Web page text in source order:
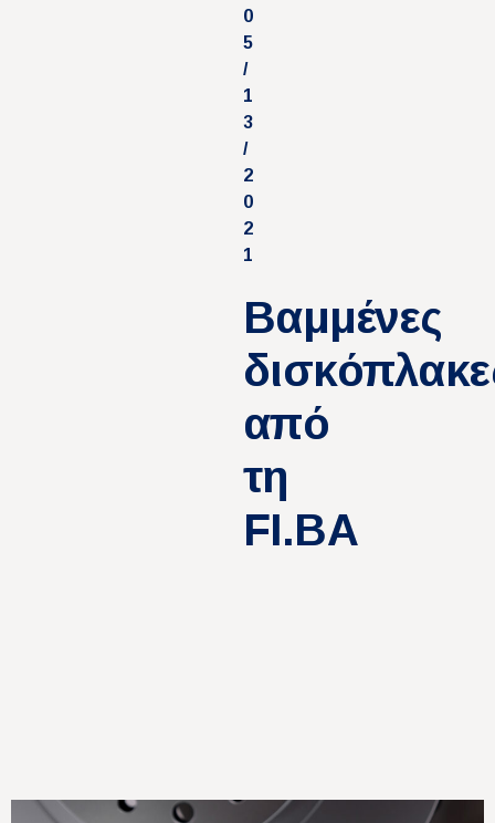
0
5
/
1
3
/
2
0
2
1
Βαμμένες
από
τη
FI.BA